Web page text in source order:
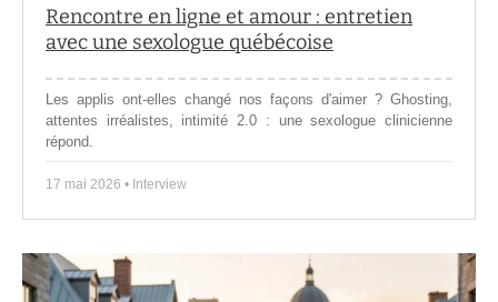
Rencontre en ligne et amour : entretien
avec une sexologue québécoise
Les applis ont-elles changé nos façons d'aimer ? Ghosting,
attentes irréalistes, intimité 2.0 : une sexologue clinicienne
répond.
17 mai 2026 • Interview